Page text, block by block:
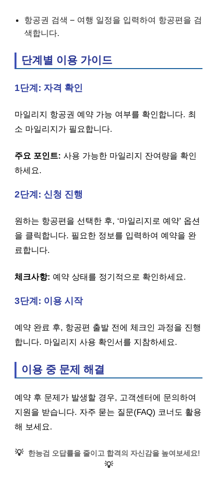
항공권 검색 – 여행 일정을 입력하여 항공편을 검
색합니다.
단계별 이용 가이드
1단계: 자격 확인
마일리지 항공권 예약 가능 여부를 확인합니다. 최
소 마일리지가 필요합니다.
주요 포인트: 사용 가능한 마일리지 잔여량을 확인
하세요.
2단계: 신청 진행
원하는 항공편을 선택한 후, ‘마일리지로 예약’ 옵션
을 클릭합니다. 필요한 정보를 입력하여 예약을 완
료합니다.
체크사항: 예약 상태를 정기적으로 확인하세요.
3단계: 이용 시작
예약 완료 후, 항공편 출발 전에 체크인 과정을 진행
합니다. 마일리지 사용 확인서를 지참하세요.
이용 중 문제 해결
예약 후 문제가 발생할 경우, 고객센터에 문의하여
지원을 받습니다. 자주 묻는 질문(FAQ) 코너도 활용
해 보세요.
💡 한능검 오답률을 줄이고 합격의 자신감을 높여보세요!
💡